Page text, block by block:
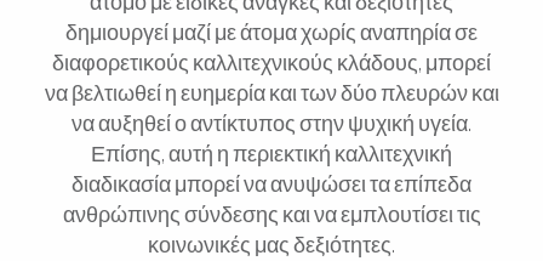
δημιουργεί μαζί με άτομα χωρίς αναπηρία σε
διαφορετικούς καλλιτεχνικούς κλάδους, μπορεί
να βελτιωθεί η ευημερία και των δύο πλευρών και
να αυξηθεί ο αντίκτυπος στην ψυχική υγεία.
Επίσης, αυτή η περιεκτική καλλιτεχνική
διαδικασία μπορεί να ανυψώσει τα επίπεδα
ανθρώπινης σύνδεσης και να εμπλουτίσει τις
κοινωνικές μας δεξιότητες.